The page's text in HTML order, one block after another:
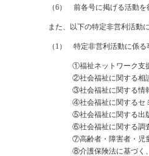
（6） 前各号に掲げる活動
また、以下の特定非営利活動
（1） 特定非営利活動に係る
①福祉ネットワーク支
②社会福祉に関する相
③社会福祉に関する情
④社会福祉に関するセ
⑤社会福祉に関する出
⑥社会福祉に関する調
⑦高齢者・障害者・児
⑧介護保険法に基づく